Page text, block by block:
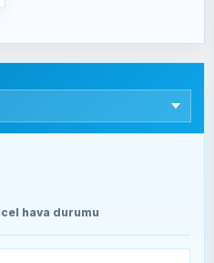
Muharebeleri (10-24
hava durumu